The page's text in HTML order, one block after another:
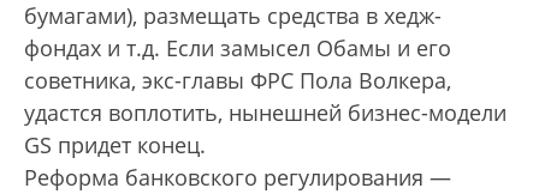
бумагами), размещать средства в хедж-
фондах и т.д. Если замысел Обамы и его
советника, экс-главы ФРС Пола Волкера,
удастся воплотить, нынешней бизнес-модели
GS придет конец.
Реформа банковского регулирования —